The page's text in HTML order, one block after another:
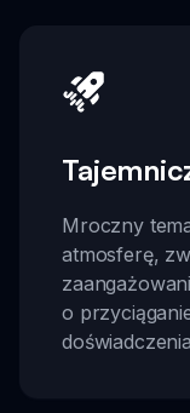
Mroczny
atmosferę,
o